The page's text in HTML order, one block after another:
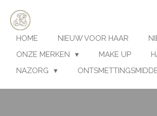
Ga
direct
naar
hoofdinhoud
HOME NIEUW VOOR HAAR
ONZE MERKEN
MAKE UP
NAZORG